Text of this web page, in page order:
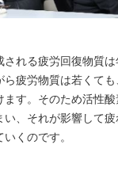
れる疲労回復物質
ら疲労物質は若くて
ます。そのため活性
、それが影響して
くのです。